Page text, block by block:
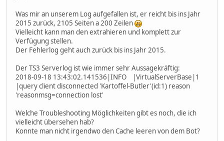
Was mir an unserem Log aufgefallen ist, er reicht bis ins Jahr
2015 zurück, 2105 Seiten a 200 Zeilen
Vielleicht kann man den extrahieren und komplett zur
Verfügung stellen.
Der Fehlerlog geht auch zurück bis ins Jahr 2015.
Der TS3 Serverlog ist wie immer sehr Aussagekräftig:
2018-09-18 13:43:02.141536|INFO |VirtualServerBase|1
|query client disconnected 'Kartoffel-Butler'(id:1) reason
'reasonmsg=connection lost'
Welche Troubleshooting Möglichkeiten gibt es noch, die ich
vielleicht übersehen hab?
Konnte man nicht irgendwo den Cache leeren von dem Bot?